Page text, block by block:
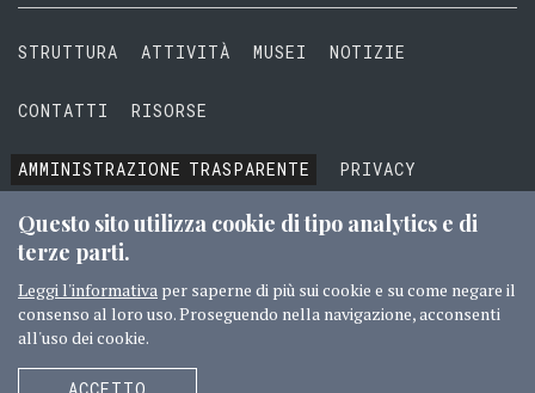
STRUTTURA ATTIVITÀ MUSEI NOTIZIE
CONTATTI RISORSE
AMMINISTRAZIONE TRASPARENTE
PRIVACY
COOKIE
TERMINI E CONDIZIONI
© 2016 MIBACT TUTTI I DIRITTI RISERVATI CREDITI
Questo sito utilizza cookie di tipo analytics e di
terze parti.
Leggi l'informativa per saperne di più sui cookie e su come negare il
consenso al loro uso. Proseguendo nella navigazione, acconsenti
all'uso dei cookie.